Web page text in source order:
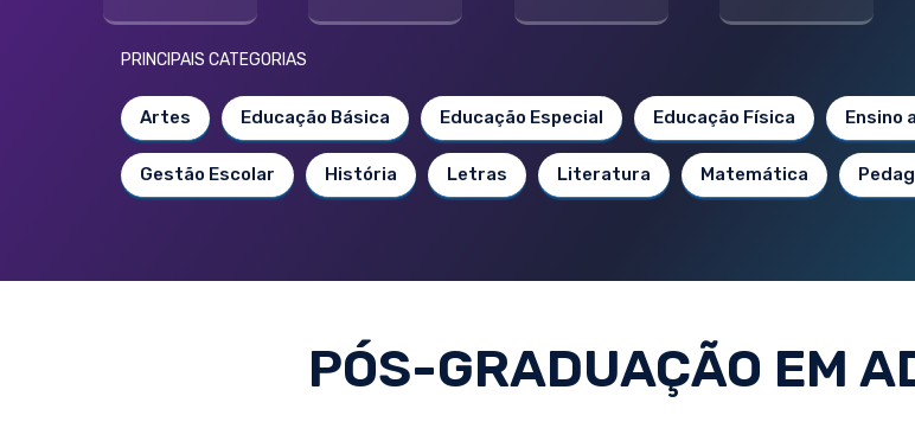
PRINCIPAIS CATEGORIAS
Artes Educação Básica Educação Especial Educação Física Ensino
Gestão Escolar História Letras Literatura Matemática
PÓS-GRADUAÇÃO EM